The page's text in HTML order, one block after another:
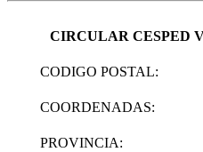
CIRCULAR CESPED
CODIGO POSTAL:
COORDENADAS:
PROVINCIA: